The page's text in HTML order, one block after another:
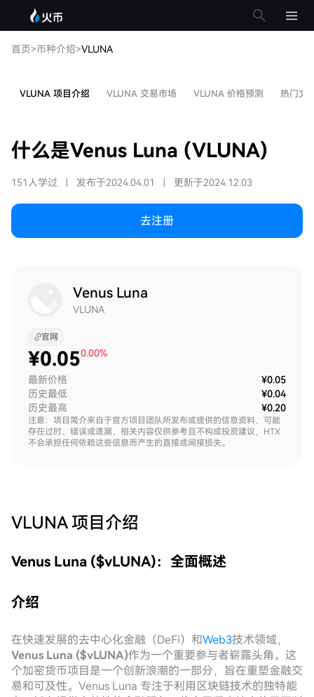
首页>币种介绍>VLUNA
VLUNA 项目介绍 VLUNA 交易市场 VLUNA 价格预测 热门文
什么是Venus Luna (VLUNA)
151人学过 发布于2024.04.01 更新于2024.12.03
去注册
Venus Luna
VLUNA
官网
¥0.050.00%
最新价格
¥0.05
历史最低
¥0.04
历史最高
¥0.20
注意：项目简介来自于官方项目团队所发布或提供的信息资料，可能
存在过时、错误或遗漏，相关内容仅供参考且不构成投资建议，HTX
不会承担任何依赖这些信息而产生的直接或间接损失。
VLUNA 项目介绍
Venus Luna ($vLUNA)：全面概述
介绍
在快速发展的去中心化金融（DeFi）和Web3技术领域，
Venus Luna ($vLUNA)作为一个重要参与者崭露头角。这
个加密货币项目是一个创新浪潮的一部分，旨在重塑金融交
易和可及性。Venus Luna 专注于利用区块链技术的独特能